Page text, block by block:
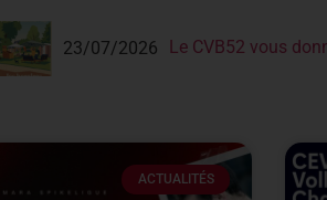
23/07/2026 Le CVB52 vous
Le CVB52 présent
Lindqvist et la
ACTUALITÉS